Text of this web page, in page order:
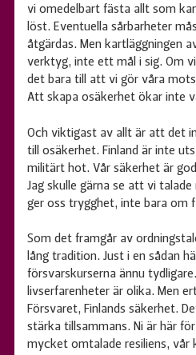
vi omedelbart fästa allt som
löst. Eventuella sårbarheter
åtgärdas. Men kartläggningen
verktyg, inte ett mål i sig. Om
det bara till att vi gör våra
Att skapa osäkerhet ökar inte
Och viktigast av allt är att det
till osäkerhet. Finland är inte
militärt hot. Vår säkerhet är
Jag skulle gärna se att vi
ger oss trygghet, inte bara om
Som det framgår av
lång tradition. Just i en sådan
försvarskurserna ännu
livserfarenheter är olika. Men
Försvaret, Finlands säkerhet.
stärka tillsammans. Ni är här
mycket omtalade resiliens, vår